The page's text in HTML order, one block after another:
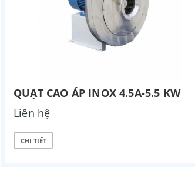
QUẠT CAO ÁP INOX 4.5A-5.5 KW
Liên hệ
CHI TIẾT